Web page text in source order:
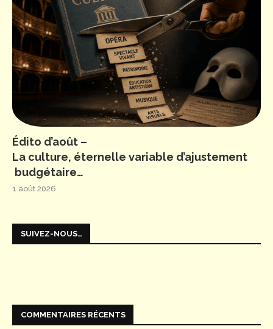
Édito d’août –
La culture, éternelle variable d’ajustement
budgétaire…
1 août 2026
SUIVEZ-NOUS…
COMMENTAIRES RÉCENTS